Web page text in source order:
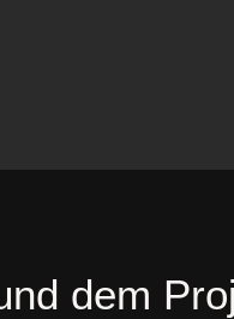
dem